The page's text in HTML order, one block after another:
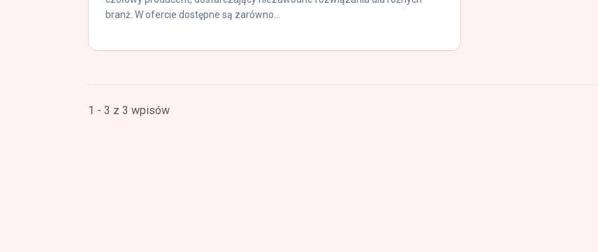
branż. W ofercie dostępne są zarówno...
1 - 3 z 3 wpisów